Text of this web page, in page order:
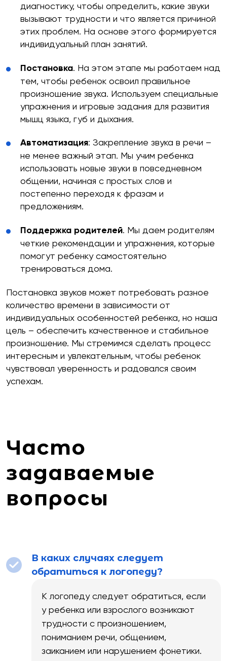
диагностику, чтобы определить, какие звуки
вызывают трудности и что является причиной
этих проблем. На основе этого формируется
индивидуальный план занятий.
Постановка. На этом этапе мы работаем над
тем, чтобы ребенок освоил правильное
произношение звука. Используем специальные
упражнения и игровые задания для развития
мышц языка, губ и дыхания.
Автоматизация: Закрепление звука в речи –
не менее важный этап. Мы учим ребенка
использовать новые звуки в повседневном
общении, начиная с простых слов и
постепенно переходя к фразам и
предложениям.
Поддержка родителей. Мы даем родителям
четкие рекомендации и упражнения, которые
помогут ребенку самостоятельно
тренироваться дома.
Постановка звуков может потребовать разное
количество времени в зависимости от
индивидуальных особенностей ребенка, но наша
цель – обеспечить качественное и стабильное
произношение. Мы стремимся сделать процесс
интересным и увлекательным, чтобы ребенок
чувствовал уверенность и радовался своим
успехам.
Часто
задаваемые
вопросы
В каких случаях следует
обратиться к логопеду?
К логопеду следует обратиться, если
у ребенка или взрослого возникают
трудности с произношением,
пониманием речи, общением,
заиканием или нарушением фонетики.